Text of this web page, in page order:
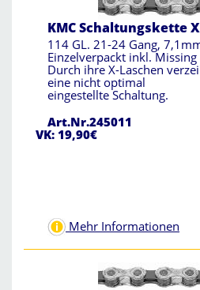
KMC Schaltungskette
114 GL. 21-24 Gang,
Einzelverpackt inkl.
Durch ihre X-Laschen
eine nicht optimal
eingestellte Schaltung.
Art.Nr.245011
VK: 19,90€
Mehr Informationen